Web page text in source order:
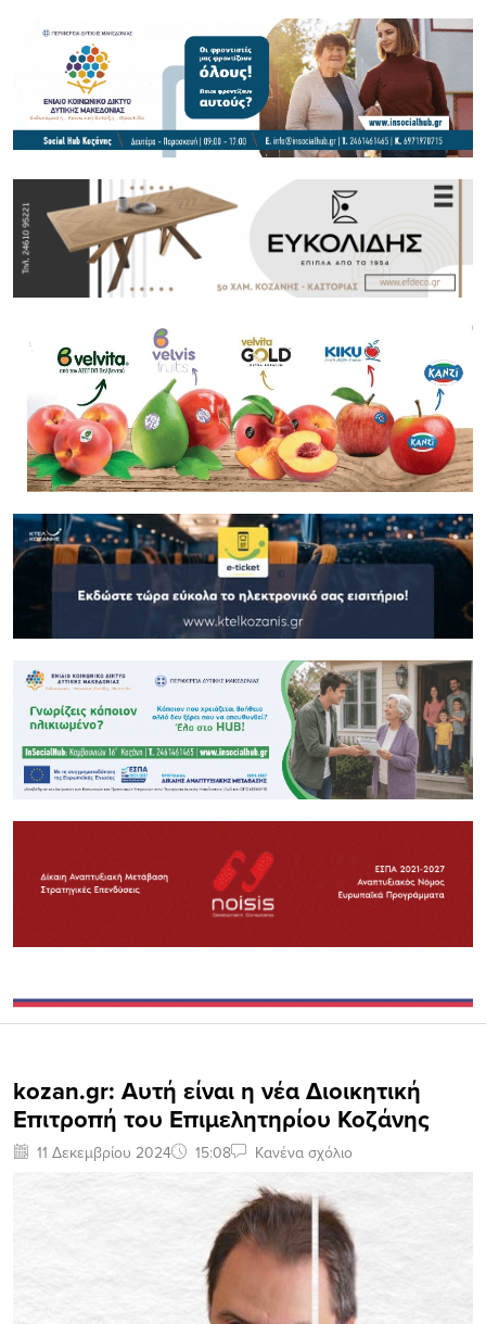
kozan.gr: Aυτή είναι η νέα Διοικητική
Επιτροπή του Επιμελητηρίου Κοζάνης
11 Δεκεμβρίου 2024 15:08 Κανένα σχόλιο